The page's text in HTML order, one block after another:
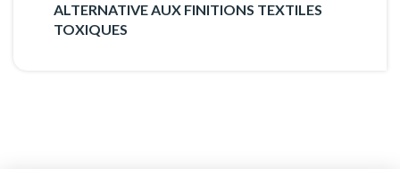
ALTERNATIVE AUX FINITIONS TEXTILES
TOXIQUES